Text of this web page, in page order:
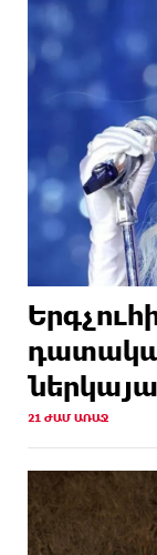
21 ԺԱՄ ԱՌԱՋ